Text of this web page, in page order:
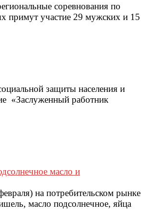
соревнования по
примут участие 29 мужских и 15
защиты населения и
«Заслуженный работник
масло и
на потребительском рынке
масло подсолнечное, яйца